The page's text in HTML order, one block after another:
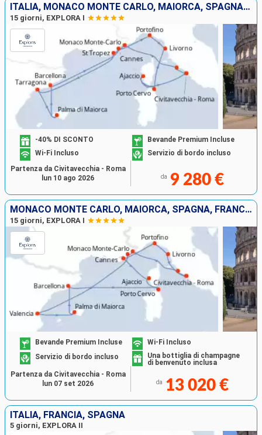
ITALIA, MONACO MONTE CARLO, MAIORCA, SPAGNA, FRANCIA
15 giorni, EXPLORA I
-40% DI SCONTO
Bevande Premium Incluse
Wi-Fi Incluso
Servizio di bordo incluso
da 9 280 €
Partenza da Civitavecchia - Roma
lun 10 ago 2026
MONACO MONTE CARLO, MAIORCA, SPAGNA, FRANCIA, ITALIA
15 giorni, EXPLORA I
Bevande Premium Incluse
Wi-Fi Incluso
Servizio di bordo incluso
Una bottiglia di champagne
di benvenuto inclusa
da 13 020 €
Partenza da Civitavecchia - Roma
lun 07 set 2026
ITALIA, FRANCIA, SPAGNA
5 giorni, EXPLORA II